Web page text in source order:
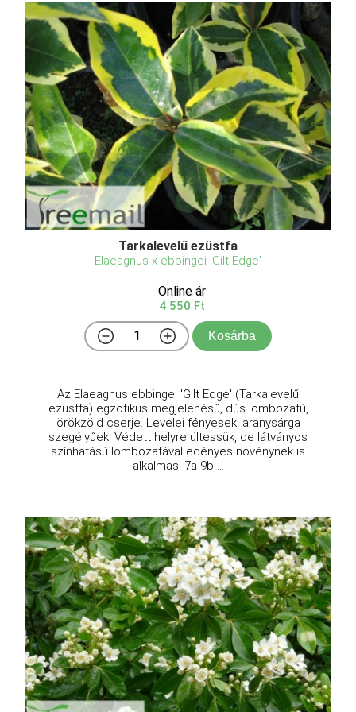
Tarkalevelű ezüstfa
Elaeagnus x ebbingei 'Gilt Edge'
Online ár
4 550 Ft
Kosárba
Az Elaeagnus ebbingei 'Gilt Edge' (Tarkalevelű
ezüstfa) egzotikus megjelenésű, dús lombozatú,
örökzöld cserje. Levelei fényesek, aranysárga
szegélyűek. Védett helyre ültessük, de látványos
színhatású lombozatával edényes növénynek is
alkalmas. 7a-9b ...